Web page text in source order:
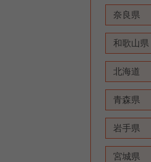
奈良県
和歌山県
北海道
青森県
岩手県
宮城県